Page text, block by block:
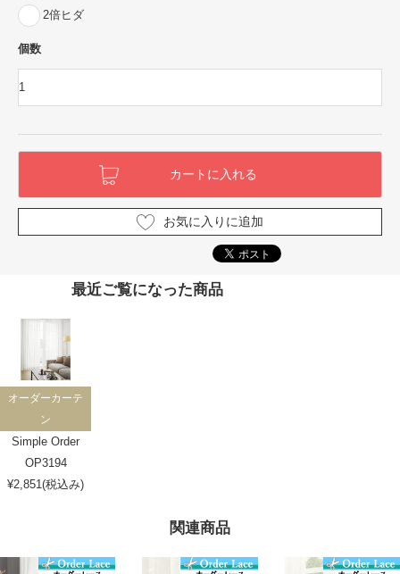
2倍ヒダ
個数
お気に入りに追加
関連商品
最近ご覧になった商品
オーダーカーテ
ン
Simple Order
OP3194
¥2,851(税込み)